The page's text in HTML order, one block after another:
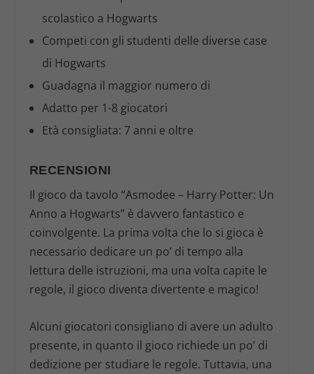
scolastico a Hogwarts
Competi con gli studenti delle diverse case
di Hogwarts
Guadagna il maggior numero di
Adatto per 1-8 giocatori
Età consigliata: 7 anni e oltre
RECENSIONI
Il gioco da tavolo “Asmodee – Harry Potter: Un
Anno a Hogwarts” è davvero fantastico e
coinvolgente. La prima volta che lo si gioca è
necessario dedicare un po’ di tempo alla
lettura delle istruzioni, ma una volta capite le
regole, il gioco diventa divertente e magico!
Alcuni giocatori consigliano di avere un adulto
presente, in quanto il gioco richiede un po’ di
dedizione per studiare le regole. Tuttavia, una